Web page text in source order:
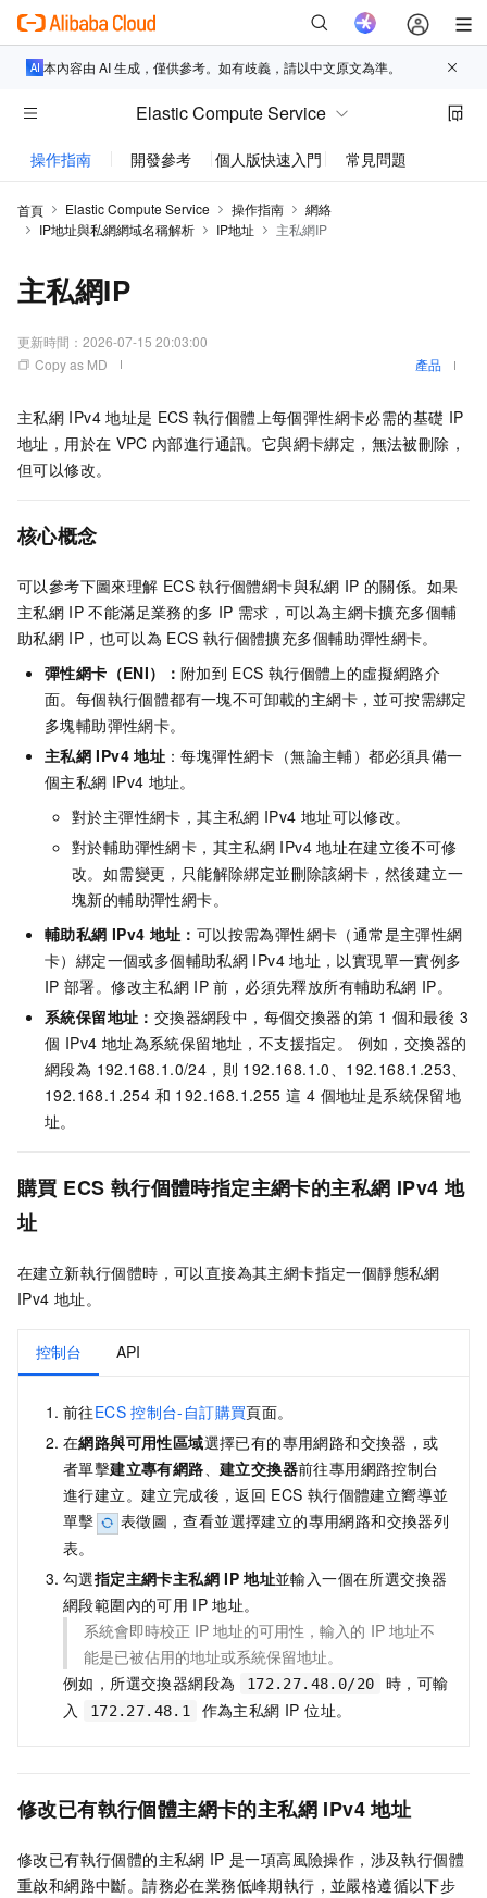
本內容由 AI 生成，僅供參考。如有歧義，請以中文原文為準。
Elastic Compute Service
操作指南 開發參考 個人版快速入門 常見問題
首頁 Elastic Compute Service 操作指南
網絡
IP地址與私網網域名稱解析
IP地址 主私網IP
主私網IP
更新時間： 2026-07-15 20:03:00
Copy as MD
產品
主私網 IPv4 地址是 ECS 執行個體上每個彈性網卡必需的基礎 IP
地址，用於在 VPC 內部進行通訊。它與網卡綁定，無法被刪除，
但可以修改。
核心概念
可以參考下圖來理解 ECS 執行個體網卡與私網 IP 的關係。如果
主私網 IP 不能滿足業務的多 IP 需求，可以為主網卡擴充多個輔
助私網 IP，也可以為 ECS 執行個體擴充多個輔助彈性網卡。
彈性網卡（ENI）： 附加到 ECS 執行個體上的虛擬網路介
面。每個執行個體都有一塊不可卸載的主網卡，並可按需綁定
多塊輔助彈性網卡。
主私網 IPv4 地址 ：每塊彈性網卡（無論主輔）都必須具備一
個主私網 IPv4 地址。
對於主彈性網卡，其主私網 IPv4 地址可以修改。
對於輔助彈性網卡，其主私網 IPv4 地址在建立後不可修
改。如需變更，只能解除綁定並刪除該網卡，然後建立一
塊新的輔助彈性網卡。
輔助私網 IPv4 地址： 可以按需為彈性網卡（通常是主彈性網
卡）綁定一個或多個輔助私網 IPv4 地址，以實現單一實例多
IP 部署。修改主私網 IP 前，必須先釋放所有輔助私網 IP。
系統保留地址： 交換器網段中，每個交換器的第 1 個和最後 3
個 IPv4 地址為系統保留地址，不支援指定。 例如，交換器的
網段為 192.168.1.0/24，則 192.168.1.0、192.168.1.253、
192.168.1.254 和 192.168.1.255 這 4 個地址是系統保留地
址。
購買 ECS 執行個體時指定主網卡的主私網 IPv4 地
址
在建立新執行個體時，可以直接為其主網卡指定一個靜態私網
IPv4 地址。
控制台 API
前往ECS 控制台-自訂購買頁面。
在網路與可用性區域選擇已有的專用網路和交換器，或
者單擊建立專有網路、建立交換器前往專用網路控制台
進行建立。建立完成後，返回 ECS 執行個體建立嚮導並
單擊
表徵圖，查看並選擇建立的專用網路和交換器列
表。
勾選指定主網卡主私網 IP 地址並輸入一個在所選交換器
網段範圍內的可用 IP 地址。
系統會即時校正 IP 地址的可用性，輸入的 IP 地址不
能是已被佔用的地址或系統保留地址。
例如，所選交換器網段為
172.27.48.0/20
時，可輸
入
172.27.48.1 作為主私網 IP 位址。
修改已有執行個體主網卡的主私網 IPv4 地址
修改已有執行個體的主私網 IP 是一項高風險操作，涉及執行個體
重啟和網路中斷。請務必在業務低峰期執行，並嚴格遵循以下步